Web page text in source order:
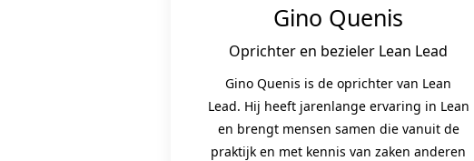
Gino Quenis
Oprichter en bezieler Lean Lead
Gino Quenis is de oprichter van Lean
Lead. Hij heeft jarenlange ervaring in Lean
en brengt mensen samen die vanuit de
praktijk en met kennis van zaken anderen